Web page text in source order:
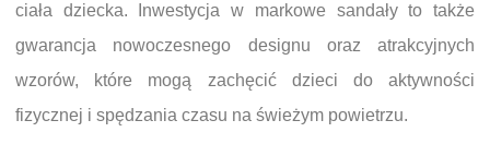
ciała dziecka. Inwestycja w markowe sandały to także
gwarancja nowoczesnego designu oraz atrakcyjnych
wzorów, które mogą zachęcić dzieci do aktywności
fizycznej i spędzania czasu na świeżym powietrzu.